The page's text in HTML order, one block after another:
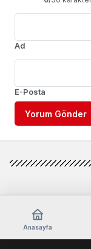
Ad
E-Posta
Yorum Gönder
Anasayfa